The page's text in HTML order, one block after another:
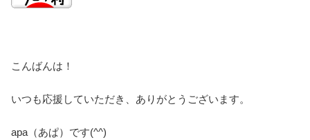
こんばんは！
いつも応援していただき、ありがとうございます。
apa（あぱ）です(^^)